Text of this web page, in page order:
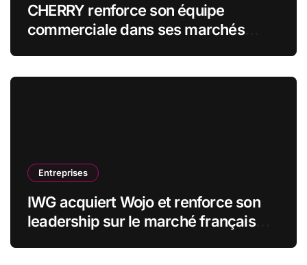
CHERRY renforce son équipe
commerciale dans ses marchés
Entreprises
IWG acquiert Wojo et renforce son
leadership sur le marché français